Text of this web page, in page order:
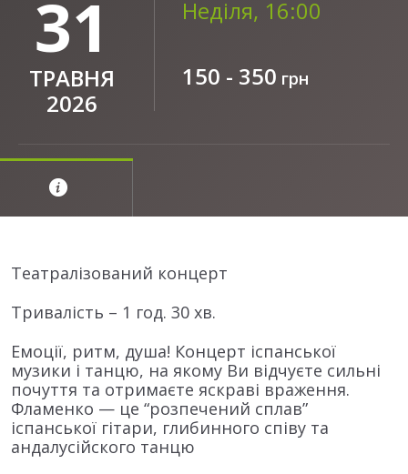
31
ТРАВНЯ
2026
Неділя, 16:00
150 - 350 грн
Театралізований концерт
Тривалість – 1 год. 30 хв.
Емоції, ритм, душа! Концерт іспанської
музики і танцю, на якому Ви відчуєте сильні
почуття та отримаєте яскраві враження.
Фламенко — це “розпечений сплав”
іспанської гітари, глибинного співу та
андалусійского танцю